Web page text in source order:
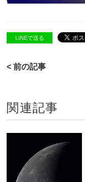
LINEで送る
< 前の記事
関連記事